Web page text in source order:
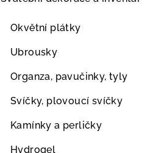
Okvětní plátky
Ubrousky
Organza, pavučinky, tyly
Svíčky, plovoucí svíčky
Kamínky a perličky
Hydrogel